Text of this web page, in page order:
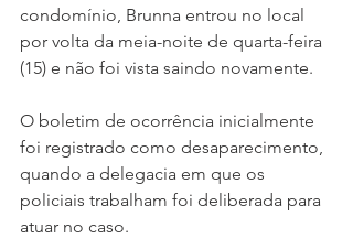
condomínio, Brunna entrou no local
por volta da meia-noite de quarta-feira
(15) e não foi vista saindo novamente.
O boletim de ocorrência inicialmente
foi registrado como desaparecimento,
quando a delegacia em que os
policiais trabalham foi deliberada para
atuar no caso.